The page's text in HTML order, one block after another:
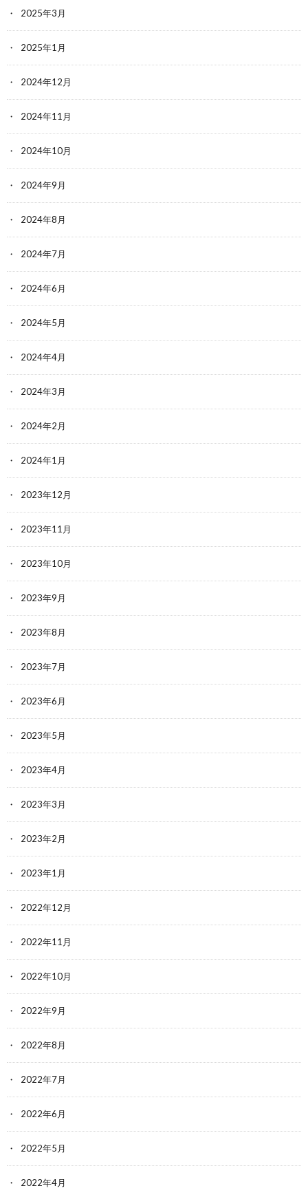
2025年3月
2025年1月
2024年12月
2024年11月
2024年10月
2024年9月
2024年8月
2024年7月
2024年6月
2024年5月
2024年4月
2024年3月
2024年2月
2024年1月
2023年12月
2023年11月
2023年10月
2023年9月
2023年8月
2023年7月
2023年6月
2023年5月
2023年4月
2023年3月
2023年2月
2023年1月
2022年12月
2022年11月
2022年10月
2022年9月
2022年8月
2022年7月
2022年6月
2022年5月
2022年4月